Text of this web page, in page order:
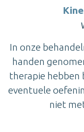
In onze
handen
therapie hebben
eventuele
niet